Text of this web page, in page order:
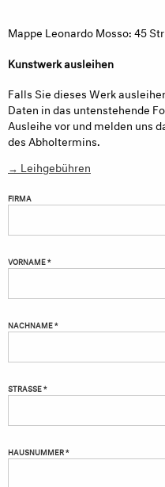
Mappe Leonardo Mosso: 45
Kunstwerk ausleihen
Falls Sie dieses Werk
Daten in das untenstehende
Ausleihe vor und melden uns
des Abholtermins.
→ Leihgebühren
FIRMA
VORNAME *
NACHNAME *
STRASSE *
HAUSNUMMER *